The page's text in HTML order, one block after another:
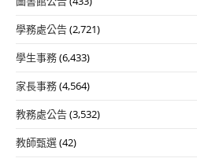
學務處公告(2,721)
學生事務(6,433)
家長事務(4,564)
教務處公告(3,532)
教師甄選(42)